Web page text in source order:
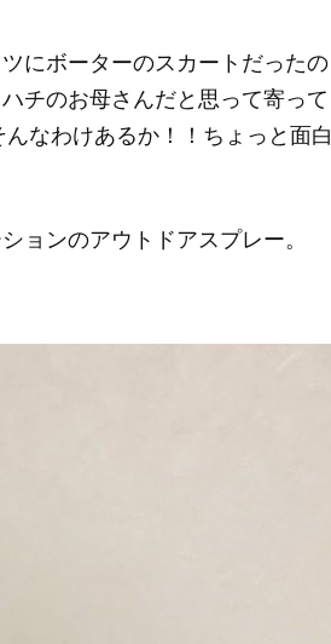
にボーターのスカートだったの
チのお母さんだと思って寄って
なわけあるか！！ちょっと面白
ョンのアウトドアスプレー。